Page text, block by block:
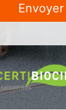
Envoyer